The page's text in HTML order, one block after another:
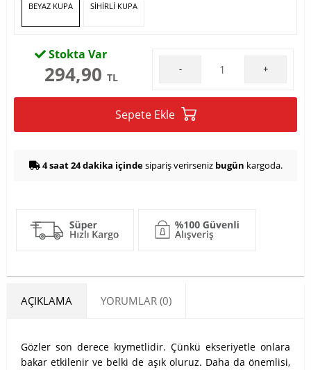
BEYAZ KUPA SİHİRLİ KUPA
Stokta Var
294,90 TL
- +
Sepete Ekle
4 saat 24 dakika içindesipariş verirseniz bugün kargoda.
AÇIKLAMA YORUMLAR (0)
Gözler son derece kıymetlidir. Çünkü ekseriyetle onlara
bakar etkilenir ve belki de aşık oluruz. Daha da önemlisi,